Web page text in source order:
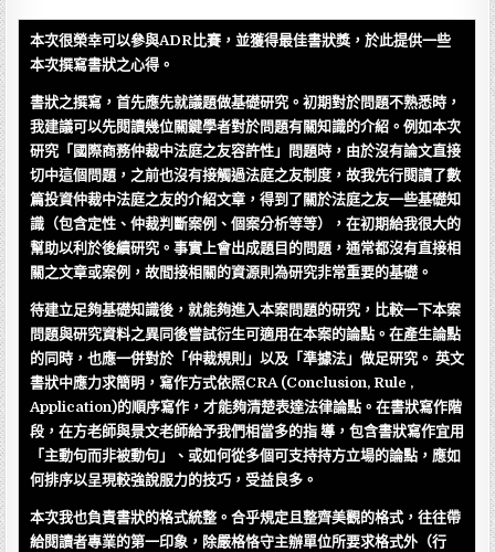
本次很榮幸可以參與ADR比賽，並獲得最佳書狀獎，於此提供一些
本次撰寫書狀之心得。
書狀之撰寫，首先應先就議題做基礎研究。初期對於問題不熟悉時，
我建議可以先閱讀幾位關鍵學者對於問題有關知識的介紹。例如本次
研究「國際商務仲裁中法庭之友容許性」問題時，由於沒有論文直接
切中這個問題，之前也沒有接觸過法庭之友制度，故我先行閱讀了數
篇投資仲裁中法庭之友的介紹文章，得到了關於法庭之友一些基礎知
識（包含定性、仲裁判斷案例、個案分析等等），在初期給我很大的
幫助以利於後續研究。事實上會出成題目的問題，通常都沒有直接相
關之文章或案例，故間接相關的資源則為研究非常重要的基礎。
待建立足夠基礎知識後，就能夠進入本案問題的研究，比較一下本案
問題與研究資料之異同後嘗試衍生可適用在本案的論點。在產生論點
的同時，也應一併對於「仲裁規則」以及「準據法」做足研究。 英文
書狀中應力求簡明，寫作方式依照CRA (Conclusion, Rule ,
Application)的順序寫作，才能夠清楚表達法律論點。在書狀寫作階
段，在方老師與景文老師給予我們相當多的指 導，包含書狀寫作宜用
「主動句而非被動句」、或如何從多個可支持持方立場的論點，應如
何排序以呈現較強說服力的技巧，受益良多。
本次我也負責書狀的格式統整。合乎規定且整齊美觀的格式，往往帶
給閱讀者專業的第一印象，除嚴格恪守主辦單位所要求格式外（行